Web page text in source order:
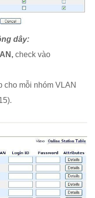
dây:
check vào
cho mỗi nhóm VLAN